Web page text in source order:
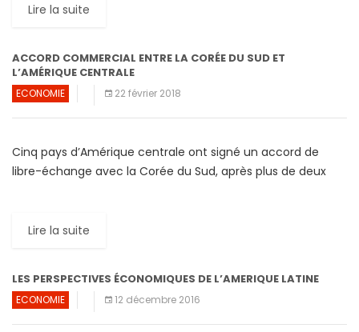
Lire la suite
ACCORD COMMERCIAL ENTRE LA CORÉE DU SUD ET
L’AMÉRIQUE CENTRALE
ECONOMIE 22 février 2018
Cinq pays d’Amérique centrale ont signé un accord de
libre-échange avec la Corée du Sud, après plus de deux
Lire la suite
LES PERSPECTIVES ÉCONOMIQUES DE L’AMERIQUE LATINE
ECONOMIE 12 décembre 2016